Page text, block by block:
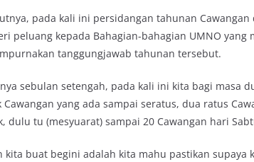
pada kali ini persidangan tahunan
peluang kepada Bahagian-bahagian UMNO
tanggungjawab tahunan tersebut.
sebulan setengah, pada kali ini kita bagi masa
Cawangan yang ada sampai seratus, dua ratus
dulu tu (mesyuarat) sampai 20 Cawangan hari
kita buat begini adalah kita mahu pastikan